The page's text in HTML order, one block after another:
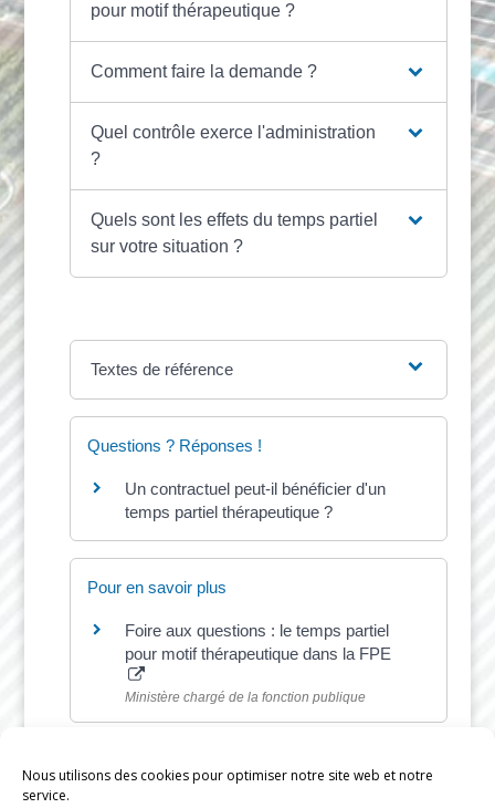
Nous utilisons des cookies pour optimiser notre site web et notre
service.
pour motif thérapeutique ?
Comment faire la demande ?
Quel contrôle exerce l'administration
?
Quels sont les effets du temps partiel
sur votre situation ?
Textes de référence
Questions ? Réponses !
Un contractuel peut-il bénéficier d'un
temps partiel thérapeutique ?
Pour en savoir plus
Foire aux questions : le temps partiel
pour motif thérapeutique dans la FPE
Ministère chargé de la fonction publique